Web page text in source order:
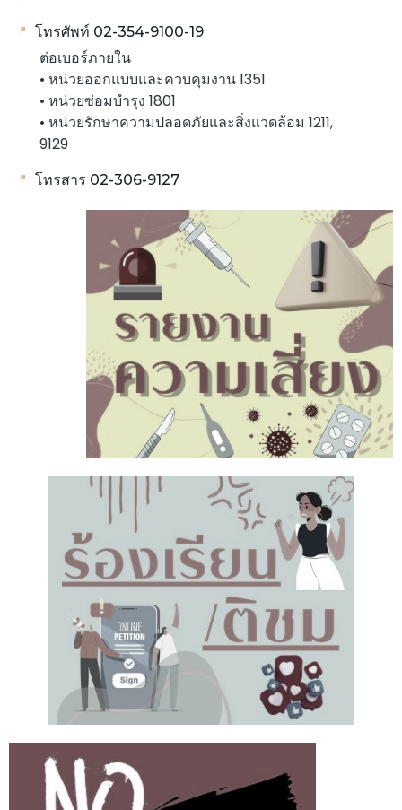
โทรศัพท์ 02-354-9100-19
ต่อเบอร์ภายใน
• หน่วยออกแบบและควบคุมงาน 1351
• หน่วยซ่อมบำรุง 1801
• หน่วยรักษาความปลอดภัยและสิ่งแวดล้อม 1211,
9129
โทรสาร 02-306-9127